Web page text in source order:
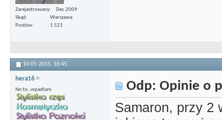
Zarejestrowany
Dec 2009
Skąd
Warszawa
Postów
1 521
10-05-2015, 16:45
hera16
No to..wpadłam Odp: Opinie o
Samaron, przy 2